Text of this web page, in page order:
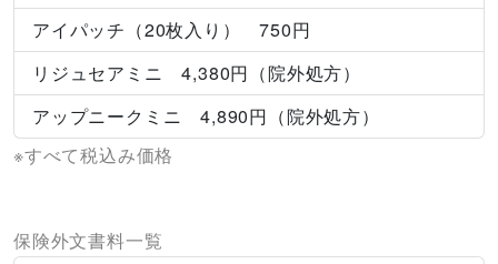
アイパッチ（20枚入り） 750円
リジュセアミニ 4,380円（院外処方）
アップニークミニ 4,890円（院外処方）
※すべて税込み価格
保険外文書料一覧